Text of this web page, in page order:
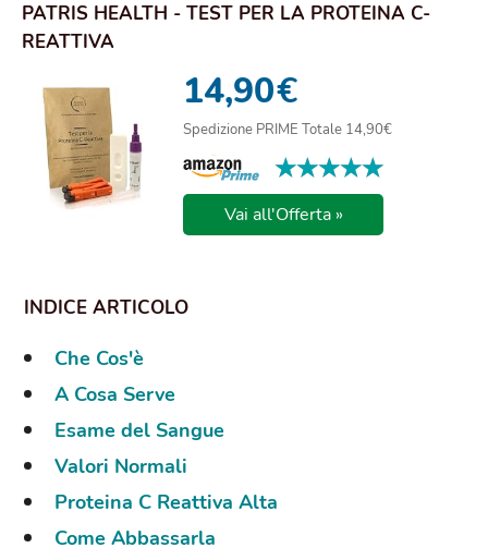
PATRIS HEALTH - TEST PER LA PROTEINA C-
REATTIVA
14,90€
Spedizione PRIME Totale 14,90€
★★★★★
★★★★★
Vai all'Offerta »
Che Cos'è
A Cosa Serve
Esame del Sangue
Valori Normali
Proteina C Reattiva Alta
Come Abbassarla